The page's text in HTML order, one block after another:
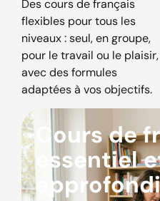
Des cours de français
flexibles pour tous les
niveaux : seul, en groupe,
pour le travail ou le plaisir,
avec des formules
adaptées à vos objectifs.
Cours de
essentiel
approfondi